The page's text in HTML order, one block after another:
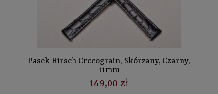
Pasek Hirsch Crocograin, Skórzany, Czarny,
11mm
149,00 zł